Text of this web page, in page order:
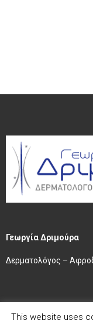
Γεωργία Δριμούρα
Δερματολόγος –
This website uses